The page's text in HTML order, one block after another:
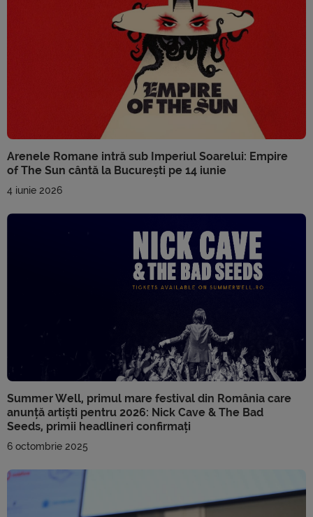
Arenele Romane intră sub Imperiul Soarelui: Empire
of The Sun cântă la București pe 14 iunie
4 iunie 2026
Summer Well, primul mare festival din România care
anunță artiști pentru 2026: Nick Cave & The Bad
Seeds, primii headlineri confirmați
6 octombrie 2025